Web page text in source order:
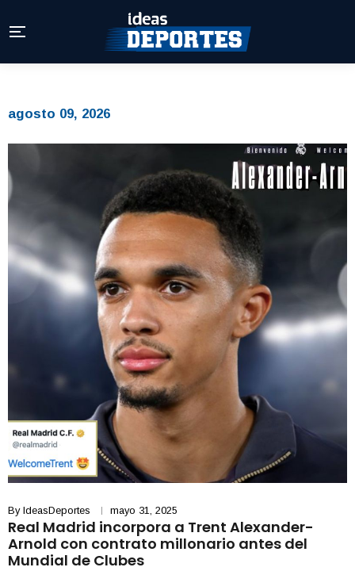
agosto 09, 2026
By IdeasDeportes mayo 31, 2025
Real Madrid incorpora a Trent Alexander-
Arnold con contrato millonario antes del
Mundial de Clubes